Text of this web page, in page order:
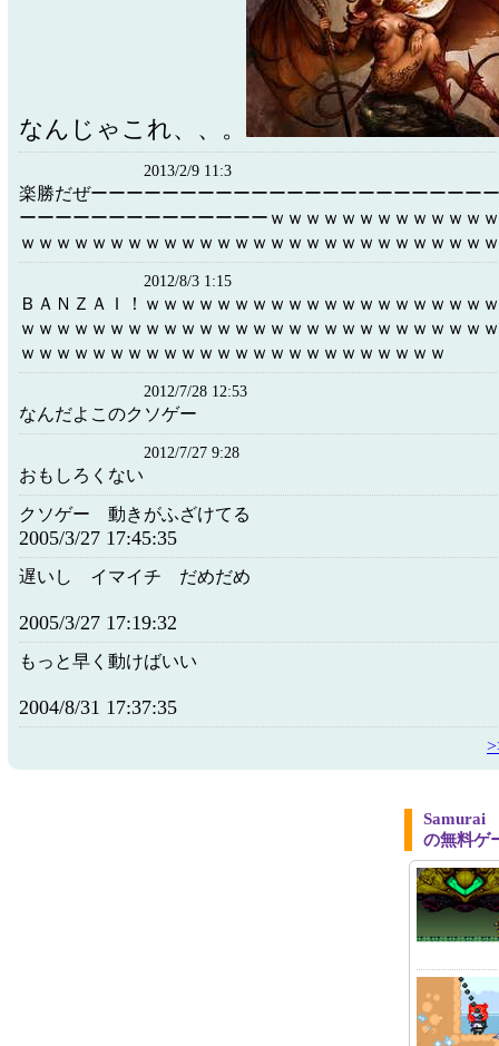
なんじゃこれ、、。
2013/2/9 11:3
楽勝だぜーーーーーーーーーーーーーーーーーーーーーー
ーーーーーーーーーーーーーーｗｗｗｗｗｗｗｗｗｗｗｗ
ｗｗｗｗｗｗｗｗｗｗｗｗｗｗｗｗｗｗｗｗｗｗｗｗｗｗ
2012/8/3 1:15
ＢＡＮＺＡＩ！ｗｗｗｗｗｗｗｗｗｗｗｗｗｗｗｗｗｗｗ
ｗｗｗｗｗｗｗｗｗｗｗｗｗｗｗｗｗｗｗｗｗｗｗｗｗｗ
ｗｗｗｗｗｗｗｗｗｗｗｗｗｗｗｗｗｗｗｗｗｗｗｗ
2012/7/28 12:53
なんだよこのクソゲー
2012/7/27 9:28
おもしろくない
クソゲー 動きがふざけてる
2005/3/27 17:45:35
遅いし イマイチ だめだめ
2005/3/27 17:19:32
もっと早く動けばいい
2004/8/31 17:37:35
Samurai
の無料ゲ